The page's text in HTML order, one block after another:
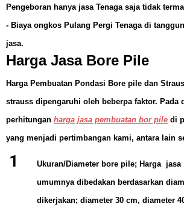
Pengeboran hanya jasa Tenaga saja tidak
- Biaya ongkos Pulang Pergi Tenaga di
jasa.
Harga Jasa Bore Pile
Harga Pembuatan Pondasi Bore pile dan
strauss dipengaruhi oleh beberpa faktor. Pada
perhitungan harga jasa pembuatan bor pile di
yang menjadi pertimbangan kami, antara lain
Ukuran/Diameter bore pile; Harga jasa
umumnya dibedakan berdasarkan
dikerjakan; diameter 30 cm, diameter